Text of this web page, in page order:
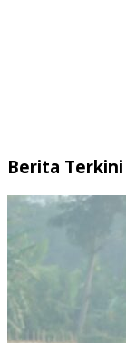
Berita Terkini